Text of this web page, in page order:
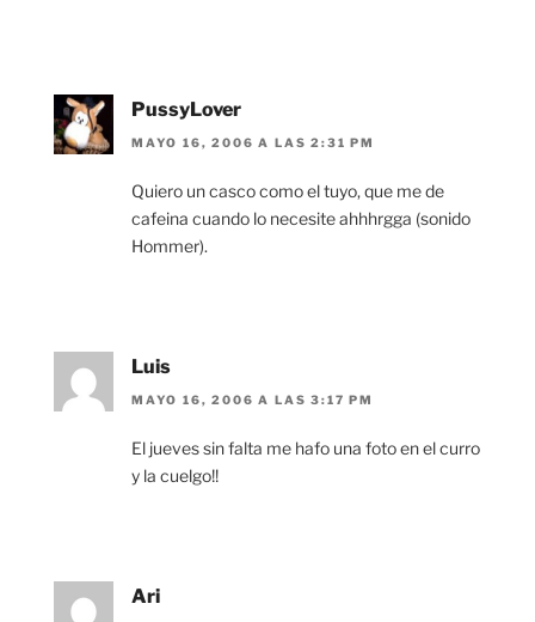
PussyLover
MAYO 16, 2006 A LAS 2:31 PM
Quiero un casco como el tuyo, que me de
cafeina cuando lo necesite ahhhrgga (sonido
Hommer).
Luis
MAYO 16, 2006 A LAS 3:17 PM
El jueves sin falta me hafo una foto en el curro
y la cuelgo!!
Ari